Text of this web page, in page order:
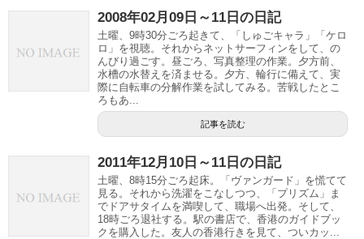
2008年02月09日～11日の日記
土曜、9時30分ごろ起きて、「しゅごキャラ」「ケロ
ロ」を視聴。それからネットサーフィンをして、の
んびり過ごす。昼ごろ、写真整理の作業。夕方前、
水槽の水替えを済ませる。夕方、輪行に備えて、実
際に自転車の分解作業を試してみる。苦戦したとこ
ろもあ...
記事を読む
2011年12月10日～11日の日記
土曜、8時15分ごろ起床。「ヴァンガード」を慌てて
見る。それから洗濯をこなしつつ、「プリズム」ま
でドアサタイムを満喫して、職場へ出発。そして、
18時ごろ退社する。駅の書店で、香港のガイドブッ
クを購入した。友人の香港行きを見て、ついカッ...